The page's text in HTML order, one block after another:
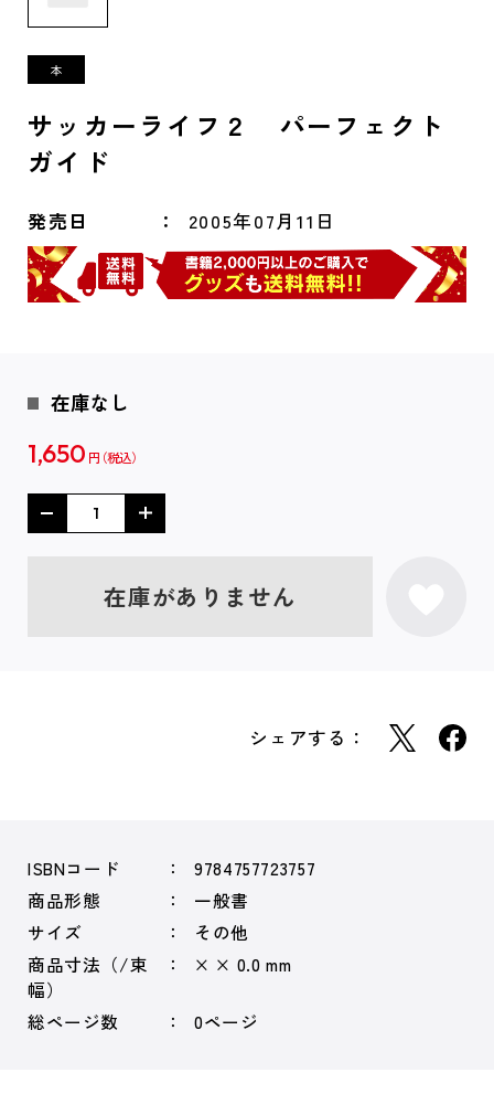
サッカーライフ２ パーフェクト
ガイド
発売日 2005年07月11日
在庫なし
1,650 円
在庫がありません
シェアする：
ISBNコード
9784757723757
商品形態
一般書
サイズ
その他
商品寸法（/束
幅）
× × 0.0 mm
総ページ数 0ページ